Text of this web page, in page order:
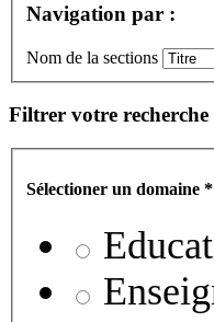
Navigation par :
Nom de la sections
Filtrer votre recherche
Sélectioner un domaine *